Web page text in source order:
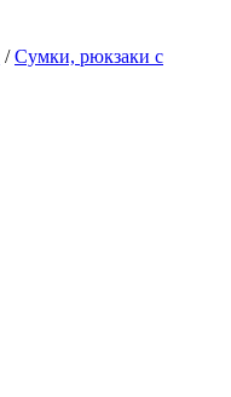
/Сумки, рюкзаки с